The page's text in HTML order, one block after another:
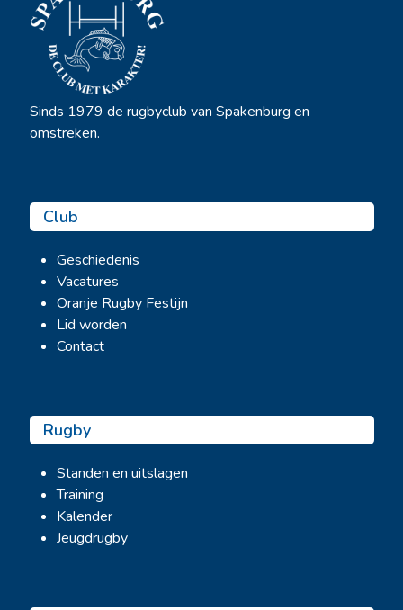
Sinds 1979 de rugbyclub van Spakenburg en
omstreken.
Club
Geschiedenis
Vacatures
Oranje Rugby Festijn
Lid worden
Contact
Rugby
Standen en uitslagen
Training
Kalender
Jeugdrugby